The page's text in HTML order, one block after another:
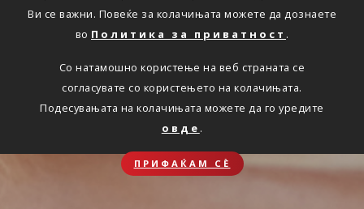
Ви се важни. Повеќе за колачињата можете да дознаете
во Политика за приватност .
Со натамошно користење на веб страната се
согласувате со користењето на колачињата.
Подесувањата на колачињата можете да го уредите
овде .
ПРИФАЌАМ СЀ